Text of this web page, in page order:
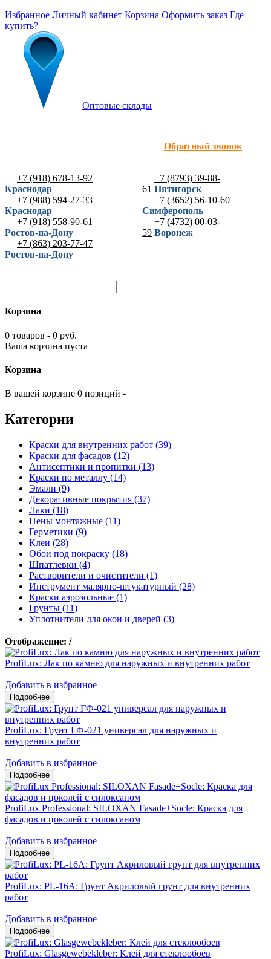
Избранное Личный кабинет Корзина Оформить заказ Где
купить?
Оптовые склады
Обратный звонок
+7 (918) 678-13-92
Краснодар
+7 (988) 594-27-33
Краснодар
+7 (918) 558-90-61
Ростов-на-Дону
+7 (863) 203-77-47
Ростов-на-Дону
+7 (8793) 39-88-
61 Пятигорск
+7 (3652) 56-10-60
Симферополь
+7 (4732) 00-03-
59 Воронеж
Корзина
0 товаров - 0 руб.
Ваша корзина пуста
Корзина
В вашей корзине 0 позиций -
Категории
Краски для внутренних работ (39)
Краски для фасадов (12)
Антисептики и пропитки (13)
Краски по металлу (14)
Эмали (9)
Декоративные покрытия (37)
Лаки (18)
Пены монтажные (11)
Герметики (9)
Клеи (28)
Обои под покраску (18)
Шпатлевки (4)
Растворители и очистители (1)
Инструмент малярно-штукатурный (28)
Краски аэрозольные (1)
Грунты (11)
Уплотнители для окон и дверей (3)
Отображение: /
ProfiLux: Лак по камню для наружных и внутренних работ
Добавить в избранное
ProfiLux: Грунт ГФ-021 универсал для наружных и
внутренних работ
Добавить в избранное
ProfiLux Professional: SILOXAN Fasade+Socle: Краска для
фасадов и цоколей c силоксаном
Добавить в избранное
ProfiLux: PL-16A: Грунт Акриловый грунт для внутренних
работ
Добавить в избранное
ProfiLux: Glasgewebekleber: Клей для стеклообоев